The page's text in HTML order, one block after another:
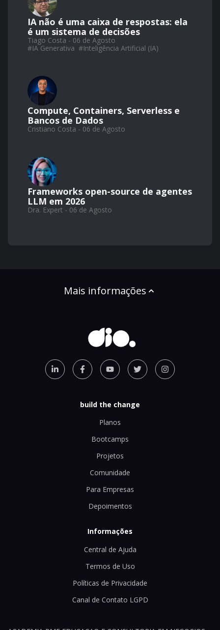
IA não é uma caixa de respostas: ela
é um sistema de decisões
Tiago Costa - 06 de Agosto
#IA Generativa #Inteligência Artificial (IA)
Compute, Containers, Serverless e
Bancos de Dados
Cristiano Costa - 06 de Agosto
Frameworks open-source de agentes
LLM em 2026
Dra. Expert - 06 de Agosto
Mais informações
build the change
Planos
Bootcamps
Projetos
Comunidade
Para Empresas
Depoimentos
Informações
Central de Ajuda
Termos de Uso
Políticas de Privacidade
Canal de Contato LGPD